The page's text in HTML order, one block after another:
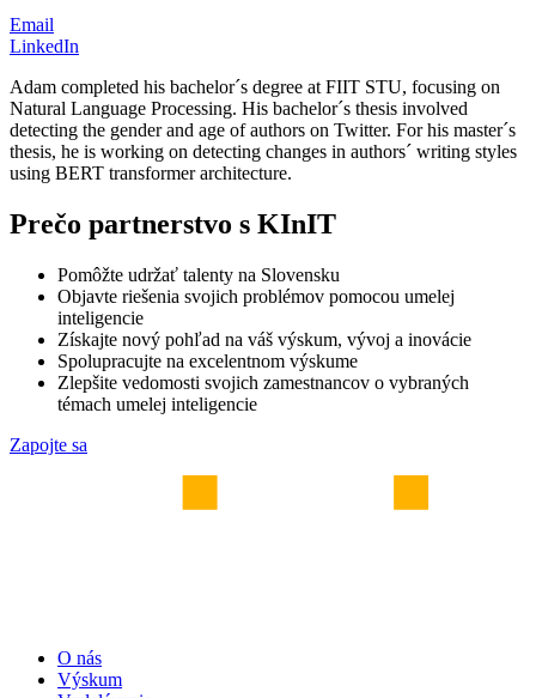
Email
LinkedIn
Adam completed his bachelor´s degree at FIIT STU, focusing on
Natural Language Processing. His bachelor´s thesis involved
detecting the gender and age of authors on Twitter. For his master´s
thesis, he is working on detecting changes in authors´ writing styles
using BERT transformer architecture.
Prečo partnerstvo s KInIT
Pomôžte udržať talenty na Slovensku
Objavte riešenia svojich problémov pomocou umelej
inteligencie
Získajte nový pohľad na váš výskum, vývoj a inovácie
Spolupracujte na excelentnom výskume
Zlepšite vedomosti svojich zamestnancov o vybraných
témach umelej inteligencie
Zapojte sa
O nás
Výskum